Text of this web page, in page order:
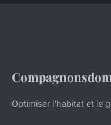
Optimiser l'habitat et le